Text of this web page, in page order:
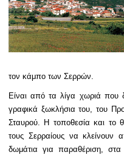
τον κάμπο των Σερρών.
Είναι από τα λίγα χωριά που
γραφικά ξωκλήσια του, του
Σταυρού. Η τοποθεσία και το
τους Σερραίους να κλείνουν
δωμάτια για παραθέριση,